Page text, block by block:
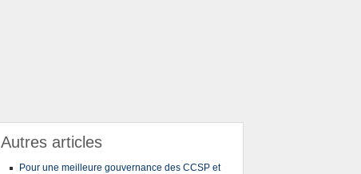
Autres articles
Pour une meilleure gouvernance des CCSP et